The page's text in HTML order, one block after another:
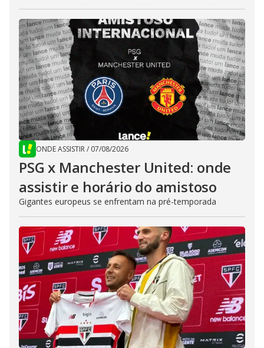
ONDE ASSISTIR/ 07/08/2026
PSG x Manchester United: onde
assistir e horário do amistoso
Gigantes europeus se enfrentam na pré-temporada